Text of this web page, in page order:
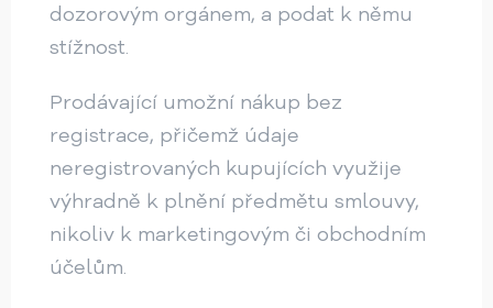
dozorovým orgánem, a podat k němu
stížnost.
Prodávající umožní nákup bez
registrace, přičemž údaje
neregistrovaných kupujících využije
výhradně k plnění předmětu smlouvy,
nikoliv k marketingovým či obchodním
účelům.